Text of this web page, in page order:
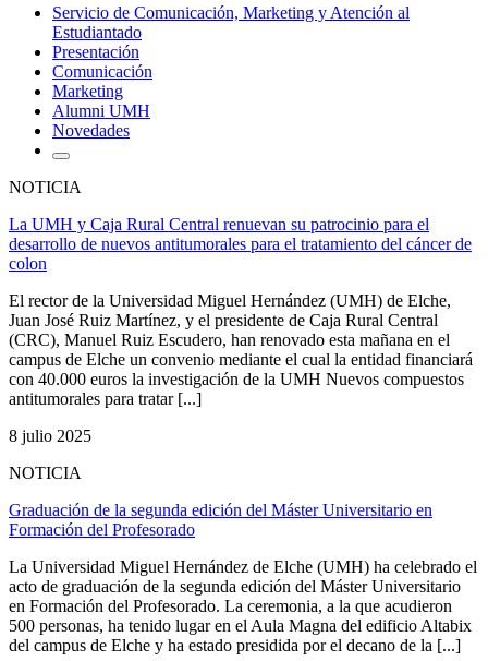
Servicio de Comunicación, Marketing y Atención al
Estudiantado
Presentación
Comunicación
Marketing
Alumni UMH
Novedades
NOTICIA
La UMH y Caja Rural Central renuevan su patrocinio para el
desarrollo de nuevos antitumorales para el tratamiento del cáncer de
colon
El rector de la Universidad Miguel Hernández (UMH) de Elche,
Juan José Ruiz Martínez, y el presidente de Caja Rural Central
(CRC), Manuel Ruiz Escudero, han renovado esta mañana en el
campus de Elche un convenio mediante el cual la entidad financiará
con 40.000 euros la investigación de la UMH Nuevos compuestos
antitumorales para tratar [...]
8 julio 2025
NOTICIA
Graduación de la segunda edición del Máster Universitario en
Formación del Profesorado
La Universidad Miguel Hernández de Elche (UMH) ha celebrado el
acto de graduación de la segunda edición del Máster Universitario
en Formación del Profesorado. La ceremonia, a la que acudieron
500 personas, ha tenido lugar en el Aula Magna del edificio Altabix
del campus de Elche y ha estado presidida por el decano de la [...]